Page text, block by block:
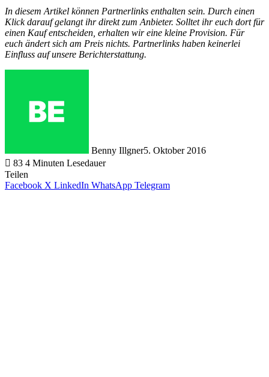
In diesem Artikel können Partnerlinks enthalten sein. Durch einen
Klick darauf gelangt ihr direkt zum Anbieter. Solltet ihr euch dort für
einen Kauf entscheiden, erhalten wir eine kleine Provision. Für
euch ändert sich am Preis nichts. Partnerlinks haben keinerlei
Einfluss auf unsere Berichterstattung.
Benny Illgner5. Oktober 2016
83 4 Minuten Lesedauer
Teilen
Facebook X LinkedIn WhatsApp Telegram